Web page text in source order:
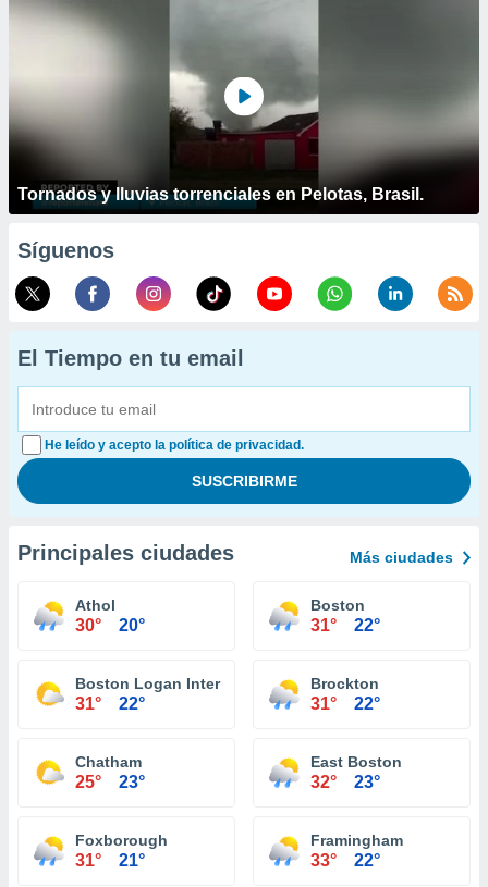
Tornados y lluvias torrenciales en Pelotas, Brasil.
Síguenos
El Tiempo en tu email
He leído y acepto la política de privacidad.
Principales ciudades Más ciudades
Athol
30° 20°
Boston
31° 22°
Boston Logan International Airport
31° 22°
Brockton
31° 22°
Chatham
25° 23°
East Boston
32° 23°
Foxborough
31° 21°
Framingham
33° 22°